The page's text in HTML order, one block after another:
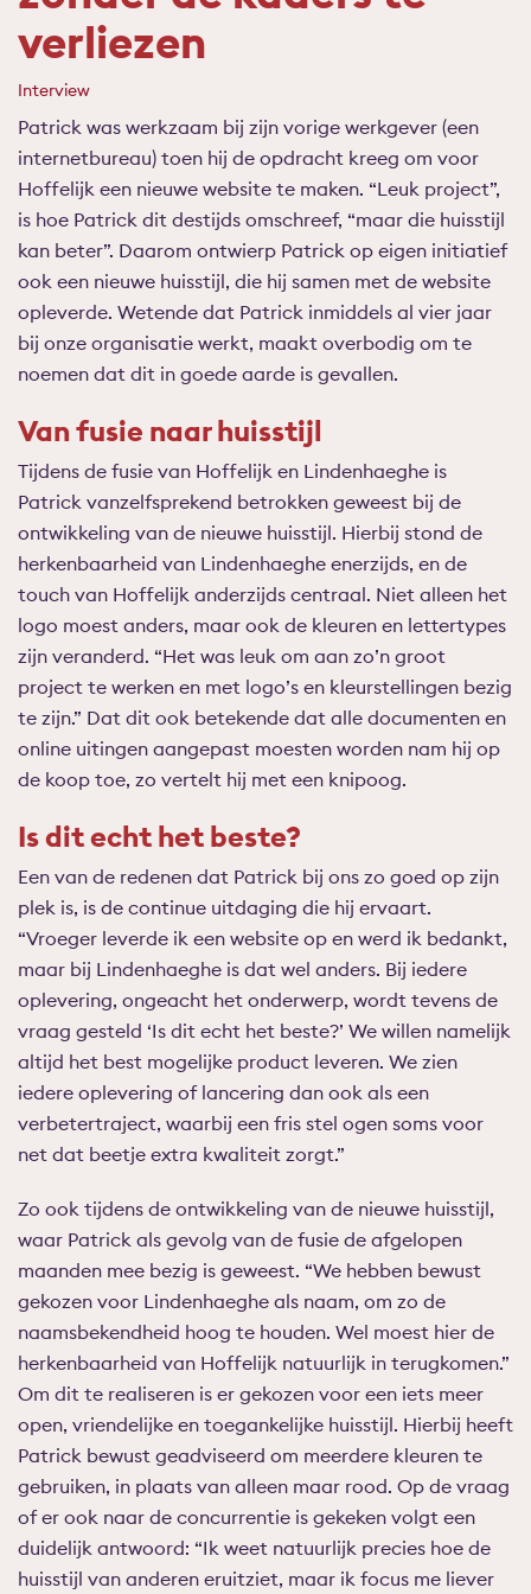
verliezen
Interview
Patrick was werkzaam bij zijn vorige werkgever (een
internetbureau) toen hij de opdracht kreeg om voor
Hoffelijk een nieuwe website te maken. “Leuk project”,
is hoe Patrick dit destijds omschreef, “maar die huisstijl
kan beter”. Daarom ontwierp Patrick op eigen initiatief
ook een nieuwe huisstijl, die hij samen met de website
opleverde. Wetende dat Patrick inmiddels al vier jaar
bij onze organisatie werkt, maakt overbodig om te
noemen dat dit in goede aarde is gevallen.
Van fusie naar huisstijl
Tijdens de fusie van Hoffelijk en Lindenhaeghe is
Patrick vanzelfsprekend betrokken geweest bij de
ontwikkeling van de nieuwe huisstijl. Hierbij stond de
herkenbaarheid van Lindenhaeghe enerzijds, en de
touch van Hoffelijk anderzijds centraal. Niet alleen het
logo moest anders, maar ook de kleuren en lettertypes
zijn veranderd. “Het was leuk om aan zo’n groot
project te werken en met logo’s en kleurstellingen bezig
te zijn.” Dat dit ook betekende dat alle documenten en
online uitingen aangepast moesten worden nam hij op
de koop toe, zo vertelt hij met een knipoog.
Is dit echt het beste?
Een van de redenen dat Patrick bij ons zo goed op zijn
plek is, is de continue uitdaging die hij ervaart.
“Vroeger leverde ik een website op en werd ik bedankt,
maar bij Lindenhaeghe is dat wel anders. Bij iedere
oplevering, ongeacht het onderwerp, wordt tevens de
vraag gesteld ‘Is dit echt het beste?’ We willen namelijk
altijd het best mogelijke product leveren. We zien
iedere oplevering of lancering dan ook als een
verbetertraject, waarbij een fris stel ogen soms voor
net dat beetje extra kwaliteit zorgt.”
Zo ook tijdens de ontwikkeling van de nieuwe huisstijl,
waar Patrick als gevolg van de fusie de afgelopen
maanden mee bezig is geweest. “We hebben bewust
gekozen voor Lindenhaeghe als naam, om zo de
naamsbekendheid hoog te houden. Wel moest hier de
herkenbaarheid van Hoffelijk natuurlijk in terugkomen.”
Om dit te realiseren is er gekozen voor een iets meer
open, vriendelijke en toegankelijke huisstijl. Hierbij heeft
Patrick bewust geadviseerd om meerdere kleuren te
gebruiken, in plaats van alleen maar rood. Op de vraag
of er ook naar de concurrentie is gekeken volgt een
duidelijk antwoord: “Ik weet natuurlijk precies hoe de
huisstijl van anderen eruitziet, maar ik focus me liever